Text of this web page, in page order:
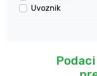
Uvoznik